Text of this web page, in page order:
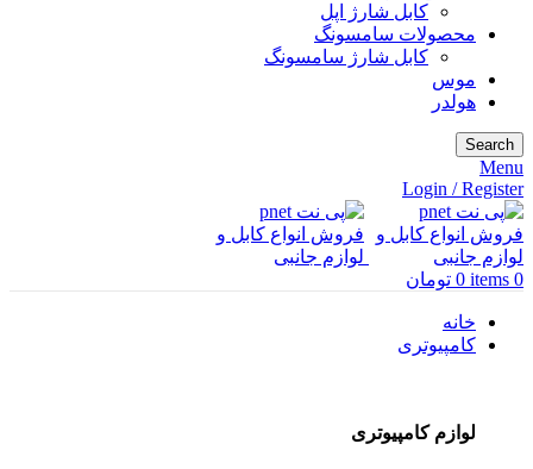
کابل شارژ اپل
محصولات سامسونگ
کابل شارژ سامسونگ
موس
هولدر
Search
Menu
Login / Register
0
items
0 تومان
خانه
کامپیوتری
لوازم کامپیوتری